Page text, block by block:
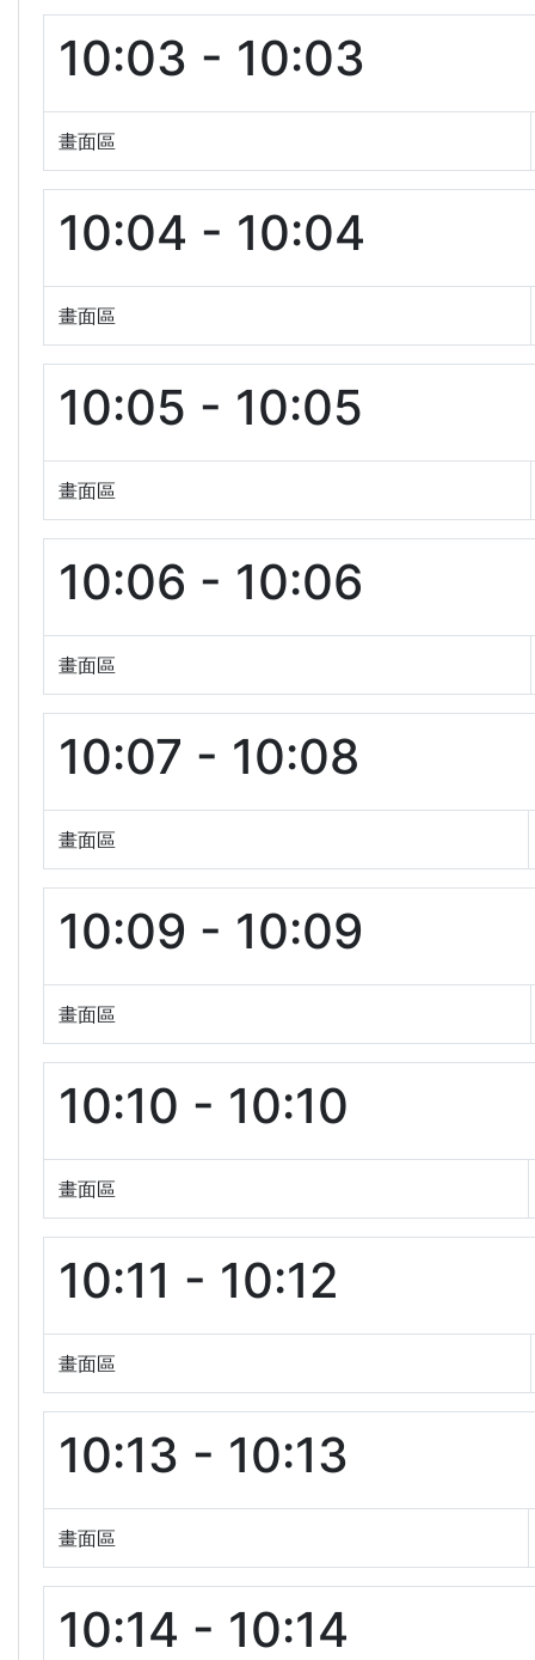
10:03 - 10:03
畫面區
10:04 - 10:04
畫面區
10:05 - 10:05
畫面區
10:06 - 10:06
畫面區
10:07 - 10:08
畫面區
10:09 - 10:09
畫面區
10:10 - 10:10
畫面區
10:11 - 10:12
畫面區
10:13 - 10:13
畫面區
10:14 - 10:14